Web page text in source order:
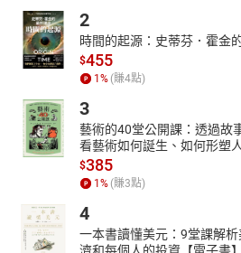
事。」他說的每一個故事，屬於你，屬
世界的故事。
【各界推薦】
◈王志弘（台灣大學建築與城鄉研究所教
美國人文主義地理學家段義孚（Yi-Fu
成自由，地方的暫止則令人安穩。漫漫
使抽象的空間位置，轉變為安適的地方
與暫止的交纏，構成生命中既普遍又獨
安穿國越界的搭便車行旅，則在移動與
受建築與城鄉研究的訓練，書中充滿有
動、道路、城鄉空間的敏銳觀察及思索
2
時間的起源：史蒂芬．霍金
$455
1 % (賺4點)
3
藝術的40堂公開課：透過故
看藝術如何誕生、如何形塑
$385
1 % (賺3點)
4
一本書讀懂美元：9堂課解